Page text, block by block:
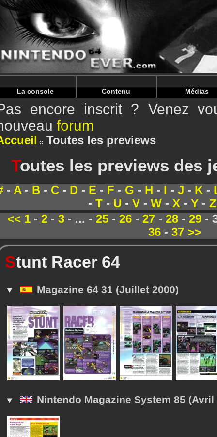
Warning: Undefined array key "HTTP_REFERER" in /
Warning: Undefined array key "HTTP_REFERER" in /
La console Contenu Médias
encore inscrit ? Venez
forum
Toutes les previews
Toutes les previews des
- A- B- C- D- E - F - G - H - - J - K-
- T- U - V- W- X- Y- Z
<< 1 - 2 - 3 - ... - 25 - 26 - 27 - 28 - 29 -
36- 37>>
Stunt Racer 64
Magazine 64 31 (Juillet 2000)
Nintendo Magazine System 85 (Avril